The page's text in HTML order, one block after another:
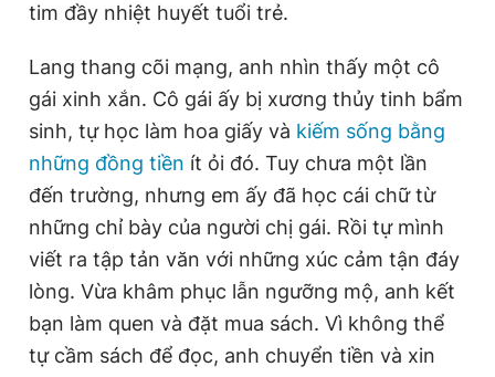
tim đầy nhiệt huyết tuổi trẻ.
Lang thang cõi mạng, anh nhìn thấy một cô
gái xinh xắn. Cô gái ấy bị xương thủy tinh bẩm
sinh, tự học làm hoa giấy và kiếm sống bằng
những đồng tiền ít ỏi đó. Tuy chưa một lần
đến trường, nhưng em ấy đã học cái chữ từ
những chỉ bày của người chị gái. Rồi tự mình
viết ra tập tản văn với những xúc cảm tận đáy
lòng. Vừa khâm phục lẫn ngưỡng mộ, anh kết
bạn làm quen và đặt mua sách. Vì không thể
tự cầm sách để đọc, anh chuyển tiền và xin